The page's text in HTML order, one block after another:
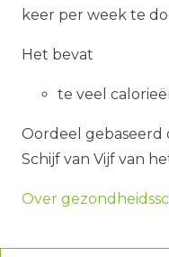
keer per week te
Het bevat
te veel
Oordeel gebaseerd
Schijf van Vijf van
Over